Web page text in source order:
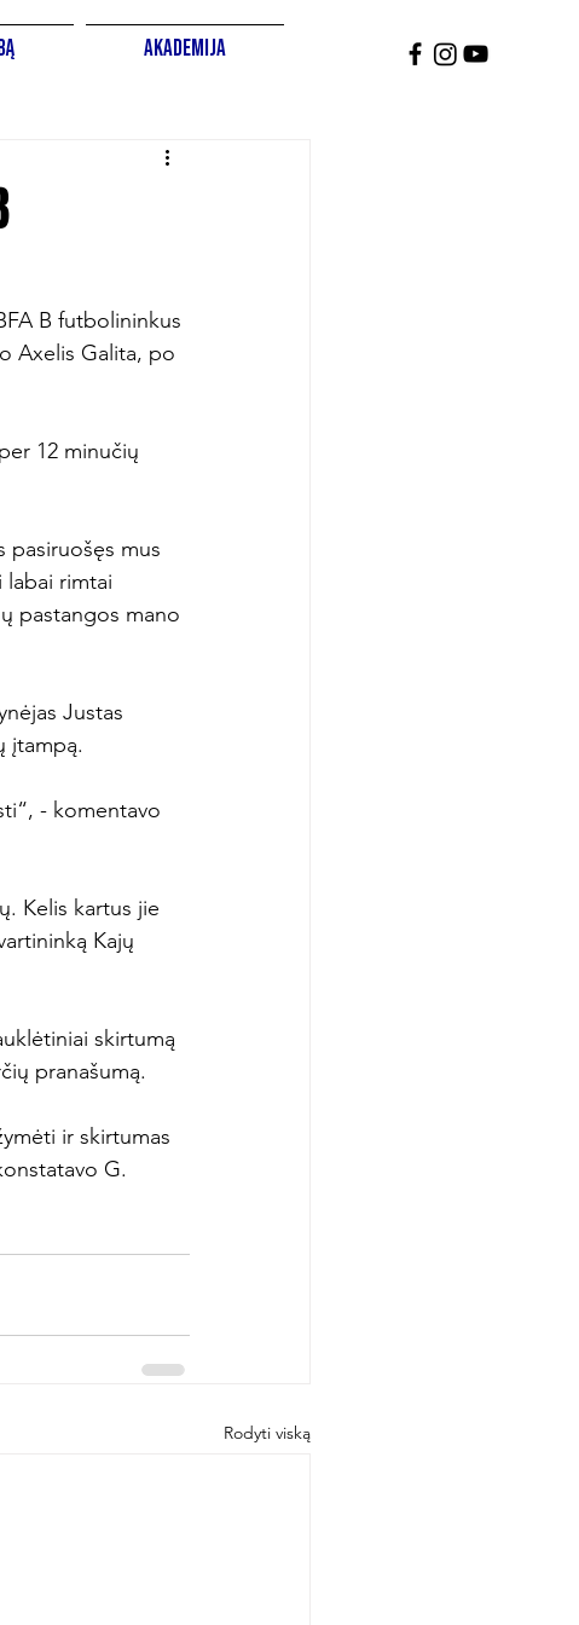
Akademija
B futbolininkus
Axelis Galita, po
12 minučių
pasiruošęs mus
rimtai
pastangos mano
Justas
įtampą.
- komentavo
Kelis kartus jie
Kajų
skirtumą
pranašumą.
ir skirtumas
G.
Rodyti viską